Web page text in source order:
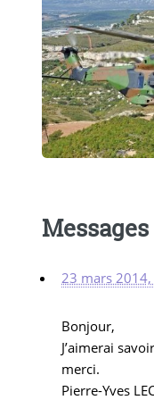
Messages
23 mars 2014,
Bonjour,
J’aimerai
merci.
Pierre-Yves